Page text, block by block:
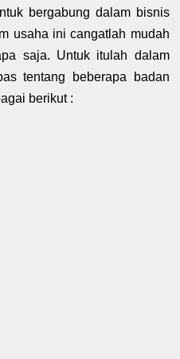
bergabung dalam bisnis
usaha ini cangatlah mudah
saja. Untuk itulah dalam
tentang beberapa badan
berikut :